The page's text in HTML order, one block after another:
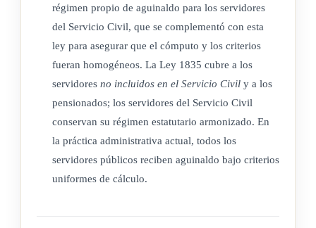
régimen propio de aguinaldo para los servidores
del Servicio Civil, que se complementó con esta
ley para asegurar que el cómputo y los criterios
fueran homogéneos. La Ley 1835 cubre a los
servidores no incluidos en el Servicio Civil y a los
pensionados; los servidores del Servicio Civil
conservan su régimen estatutario armonizado. En
la práctica administrativa actual, todos los
servidores públicos reciben aguinaldo bajo criterios
uniformes de cálculo.